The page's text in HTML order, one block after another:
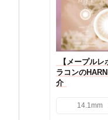
【メープル
ラコンの
介
14.1mm